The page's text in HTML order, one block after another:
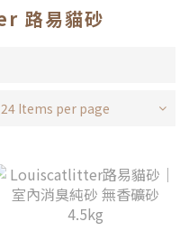
路易貓砂
24 Items per page